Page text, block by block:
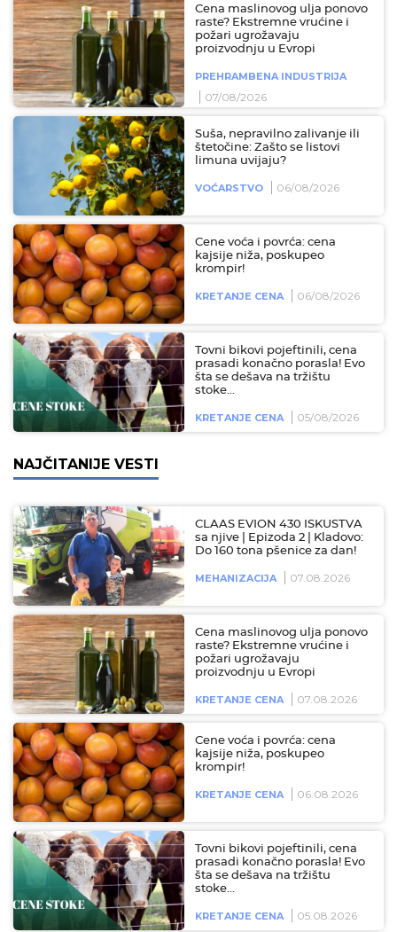
Cena maslinovog ulja ponovo
raste? Ekstremne vrućine i
požari ugrožavaju
proizvodnju u Evropi
PREHRAMBENA INDUSTRIJA
07/08/2026
Suša, nepravilno zalivanje ili
štetočine: Zašto se listovi
limuna uvijaju?
VOĆARSTVO 06/08/2026
Cene voća i povrća: cena
kajsije niža, poskupeo
krompir!
KRETANJE CENA 06/08/2026
Tovni bikovi pojeftinili, cena
prasadi konačno porasla! Evo
šta se dešava na tržištu
stoke...
KRETANJE CENA 05/08/2026
NAJČITANIJE VESTI
CLAAS EVION 430 ISKUSTVA
sa njive | Epizoda 2 | Kladovo:
Do 160 tona pšenice za dan!
MEHANIZACIJA 07.08.2026
Cena maslinovog ulja ponovo
raste? Ekstremne vrućine i
požari ugrožavaju
proizvodnju u Evropi
KRETANJE CENA 07.08.2026
Cene voća i povrća: cena
kajsije niža, poskupeo
krompir!
KRETANJE CENA 06.08.2026
Tovni bikovi pojeftinili, cena
prasadi konačno porasla! Evo
šta se dešava na tržištu
stoke…
KRETANJE CENA 05.08.2026